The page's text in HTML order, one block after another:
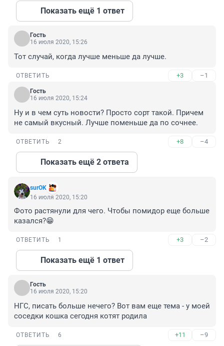
Показать ещё 1 ответ
Гость
16 июля 2020, 15:26
Тот случай, когда лучше меньше да лучше.
ОТВЕТИТЬ +3 –1
Гость
16 июля 2020, 15:24
Ну и в чем суть новости? Просто сорт такой. Причем
не самый вкусный. Лучше поменьше да по сочнее.
ОТВЕТИТЬ 2 +8 –4
Показать ещё 2 ответа
surOK
16 июля 2020, 15:20
Фото растянули для чего. Чтобы помидор еще больше
казался?😁
ОТВЕТИТЬ 1 +3 –2
Показать ещё 1 ответ
Гость
16 июля 2020, 15:20
НГС, писать больше нечего? Вот вам еще тема - у моей
соседки кошка сегодня котят родила
ОТВЕТИТЬ 6 +11 –9